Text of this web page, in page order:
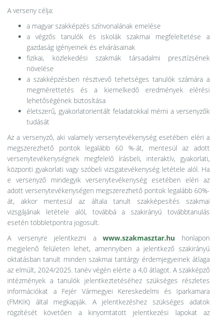
A verseny célja:
a magyar szakképzés színvonalának emelése
a végzős tanulók és iskolák szakmai megfeleltetése a
gazdaság igényeinek és elvárásainak
fizikai, közlekedési szakmák társadalmi presztízsének
növelése
a szakképzésben résztvevő tehetséges tanulók számára a
megmérettetés és a kiemelkedő eredmények elérési
lehetőségének biztosítása
életszerű, gyakorlatorientált feladatokkal mérni a versenyzők
tudását
Az a versenyző, aki valamely versenytevékenység esetében eléri a
megszerezhető pontok legalább 60 %-át, mentesül az adott
versenytevékenységnek megfelelő írásbeli, interaktív, gyakorlati,
központi gyakorlati vagy szóbeli vizsgatevékenység letétele alól. Ha
e versenyző mindegyik versenytevékenység esetében eléri az
adott versenytevékenységen megszerezhető pontok legalább 60%-
át, akkor mentesül az általa tanult szakképesítés szakmai
vizsgájának letétele alól, továbbá a szakirányú továbbtanulás
esetén többletpontra jogosult.
A versenyre jelentkezni awww.szakmasztar.hu honlapon
megjelenő felületen lehet, amennyiben a jelentkező szakirányú
oktatásban tanult minden szakmai tantárgy érdemjegyeinek átlaga
az elmúlt, 2024/2025. tanév végén elérte a 4,0 átlagot. A szakképző
intézmények a tanulók jelentkeztetéséhez szükséges részletes
információkat a Fejér Vármegyei Kereskedelmi és Iparkamara
(FMKIK) által megkapják. A jelentkezéshez szükséges adatok
rögzítését követően a kinyomtatott jelentkezési lapokat az